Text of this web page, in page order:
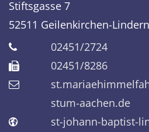
Stiftsgasse 7
52511 Geilenkirchen-Lindern
02451/2724
02451/8286
stum-aachen.de
st-johann-baptist-